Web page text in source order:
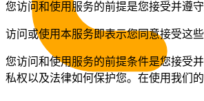
您访问和使用服务的前提是您接受并遵
访问或使用本服务即表示您同意接受这
您访问和使用服务的前提条件是您接受
私权以及法律如何保护您。在使用我们